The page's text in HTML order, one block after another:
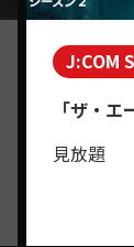
J:COM
「ザ・
見放題